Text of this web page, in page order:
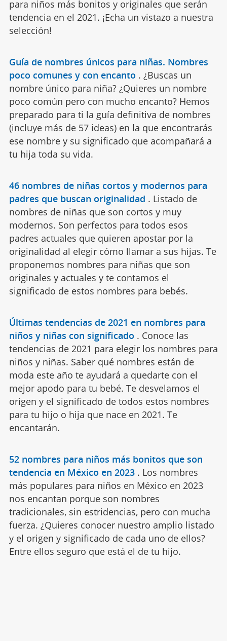
para niños más bonitos y originales que serán
tendencia en el 2021. ¡Echa un vistazo a nuestra
selección!
Guía de nombres únicos para niñas. Nombres
poco comunes y con encanto . ¿Buscas un
nombre único para niña? ¿Quieres un nombre
poco común pero con mucho encanto? Hemos
preparado para ti la guía definitiva de nombres
(incluye más de 57 ideas) en la que encontrarás
ese nombre y su significado que acompañará a
tu hija toda su vida.
46 nombres de niñas cortos y modernos para
padres que buscan originalidad . Listado de
nombres de niñas que son cortos y muy
modernos. Son perfectos para todos esos
padres actuales que quieren apostar por la
originalidad al elegir cómo llamar a sus hijas. Te
proponemos nombres para niñas que son
originales y actuales y te contamos el
significado de estos nombres para bebés.
Últimas tendencias de 2021 en nombres para
niños y niñas con significado . Conoce las
tendencias de 2021 para elegir los nombres para
niños y niñas. Saber qué nombres están de
moda este año te ayudará a quedarte con el
mejor apodo para tu bebé. Te desvelamos el
origen y el significado de todos estos nombres
para tu hijo o hija que nace en 2021. Te
encantarán.
52 nombres para niños más bonitos que son
tendencia en México en 2023 . Los nombres
más populares para niños en México en 2023
nos encantan porque son nombres
tradicionales, sin estridencias, pero con mucha
fuerza. ¿Quieres conocer nuestro amplio listado
y el origen y significado de cada uno de ellos?
Entre ellos seguro que está el de tu hijo.